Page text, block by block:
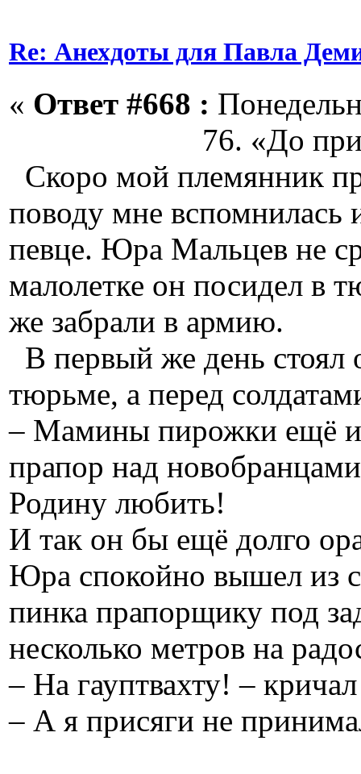
Re: Анехдоты для Павла
« Ответ #668 :
76. «До
Скоро мой племянник
поводу мне вспомнилась
певце. Юра Мальцев не
малолетке он посидел в
же забрали в армию.
В первый же день
тюрьме, а перед
– Мамины пирожки ещё
прапор над
Родину любить!
И так он бы ещё долго
Юра спокойно вышел из
пинка прапорщику под
несколько метров на
– На гауптвахту! –
– А я присяги не